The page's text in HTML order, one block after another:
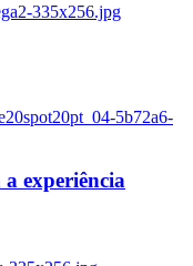
335x256.jpg
5b72a6-
experiência